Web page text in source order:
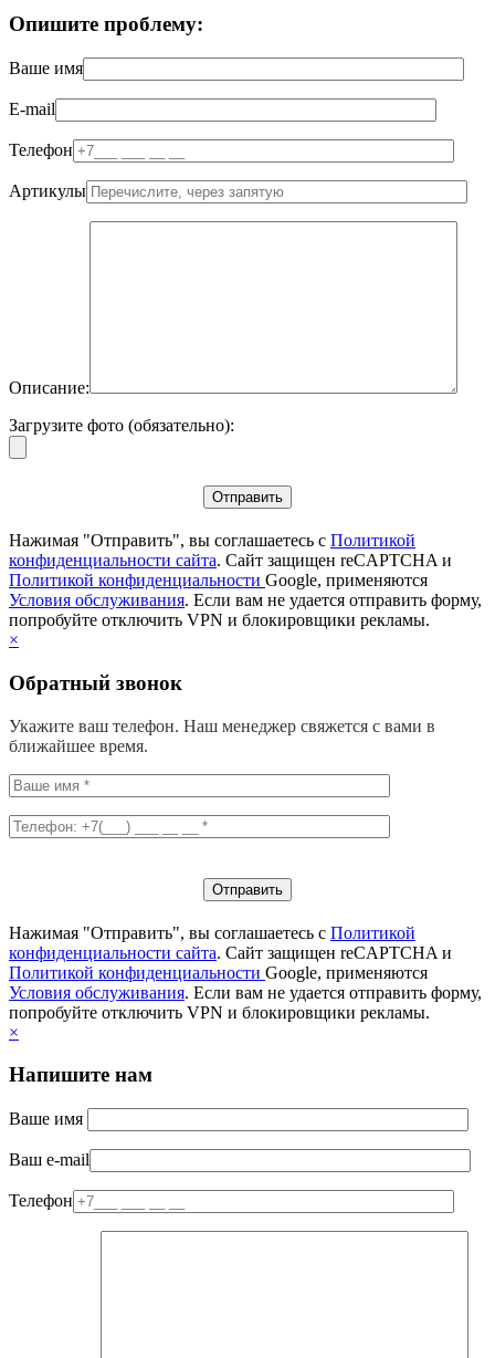
Опишите проблему:
Ваше имя
E-mail
Телефон
Артикулы
Описание:
Загрузите фото (обязательно):
Нажимая "Отправить", вы соглашаетесь с Политикой
конфиденциальности сайта. Сайт защищен reCAPTCHA и
Политикой конфиденциальности Google, применяются
Условия обслуживания. Если вам не удается отправить форму,
попробуйте отключить VPN и блокировщики рекламы.
×
Обратный звонок
Укажите ваш телефон. Наш менеджер свяжется с вами в
ближайшее время.
Нажимая "Отправить", вы соглашаетесь с Политикой
конфиденциальности сайта. Сайт защищен reCAPTCHA и
Политикой конфиденциальности Google, применяются
Условия обслуживания. Если вам не удается отправить форму,
попробуйте отключить VPN и блокировщики рекламы.
×
Напишите нам
Ваше имя
Ваш e-mail
Телефон